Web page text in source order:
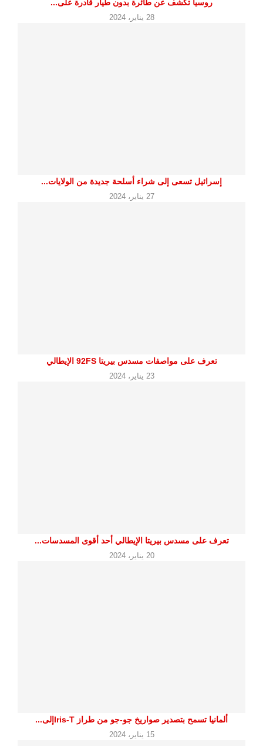
روسيا تكشف عن طائرة بدون طيار قادرة على...
28 يناير، 2024
إسرائيل تسعى إلى شراء أسلحة جديدة من الولايات...
27 يناير، 2024
تعرف على مواصفات مسدس بيريتا 92FS الإيطالي
23 يناير، 2024
تعرف على مسدس بيريتا الإيطالي أحد أقوى المسدسات...
20 يناير، 2024
ألمانيا تسمح بتصدير صواريخ جو-جو من طراز Iris-Tإلى...
15 يناير، 2024